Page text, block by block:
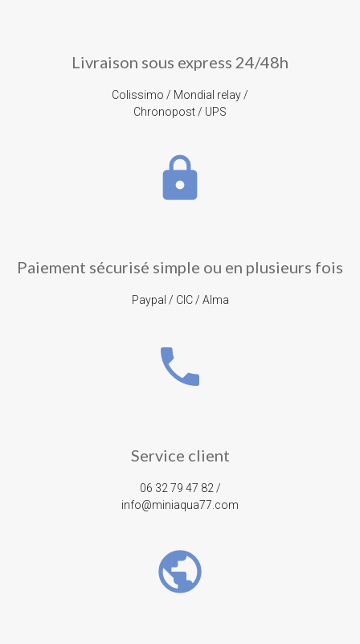
Livraison sous express 24/48h
Colissimo / Mondial relay /
Chronopost / UPS
lock
Paiement sécurisé simple ou en plusieurs fois
Paypal / CIC / Alma
phone
Service client
06 32 79 47 82 /
info@miniaqua77.com
public